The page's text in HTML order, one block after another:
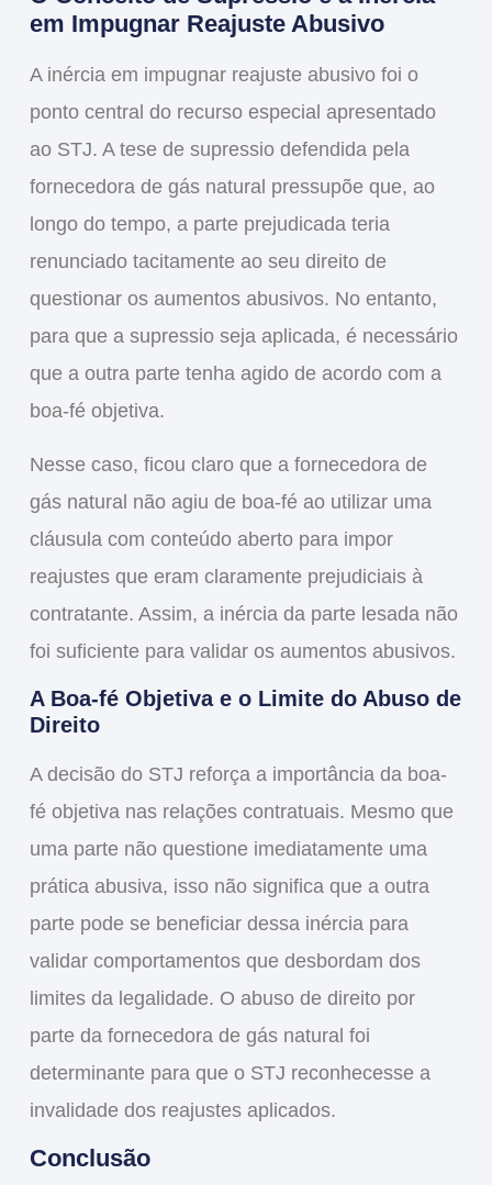
em Impugnar Reajuste Abusivo
A inércia em impugnar reajuste abusivofoi o
ponto central do recurso especial apresentado
ao STJ. A tese de supressio defendida pela
fornecedora de gás natural pressupõe que, ao
longo do tempo, a parte prejudicada teria
renunciado tacitamente ao seu direito de
questionar os aumentos abusivos. No entanto,
para que a supressio seja aplicada, é necessário
que a outra parte tenha agido de acordo com a
boa-fé objetiva.
Nesse caso, ficou claro que a fornecedora de
gás natural não agiu de boa-fé ao utilizar uma
cláusula com conteúdo aberto para impor
reajustes que eram claramente prejudiciais à
contratante. Assim, a inércia da parte lesada não
foi suficiente para validar os aumentos abusivos.
A Boa-fé Objetiva e o Limite do Abuso de
Direito
A decisão do STJ reforça a importância da boa-
fé objetiva nas relações contratuais. Mesmo que
uma parte não questione imediatamente uma
prática abusiva, isso não significa que a outra
parte pode se beneficiar dessa inércia para
validar comportamentos que desbordam dos
limites da legalidade. O abuso de direito por
parte da fornecedora de gás natural foi
determinante para que o STJ reconhecesse a
invalidade dos reajustes aplicados.
Conclusão